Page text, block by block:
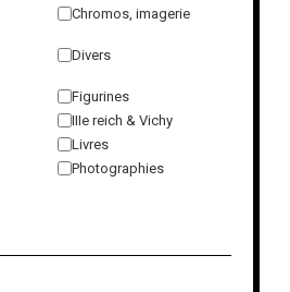
Chromos, imagerie
Divers
Figurines
IIIe reich & Vichy
Livres
Photographies